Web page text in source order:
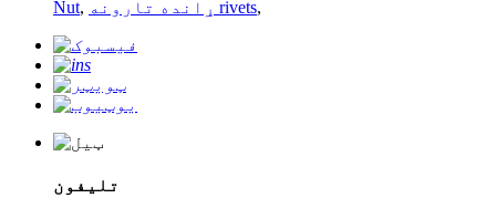
Nut, ړانده تارونه rivets,
تلیفون